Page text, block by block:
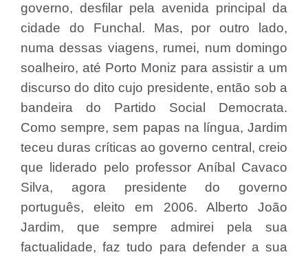
governo, desfilar pela avenida principal da
cidade do Funchal. Mas, por outro lado,
numa dessas viagens, rumei, num domingo
soalheiro, até Porto Moniz para assistir a um
discurso do dito cujo presidente, então sob a
bandeira do Partido Social Democrata.
Como sempre, sem papas na língua, Jardim
teceu duras críticas ao governo central, creio
que liderado pelo professor Aníbal Cavaco
Silva, agora presidente do governo
português, eleito em 2006. Alberto João
Jardim, que sempre admirei pela sua
factualidade, faz tudo para defender a sua